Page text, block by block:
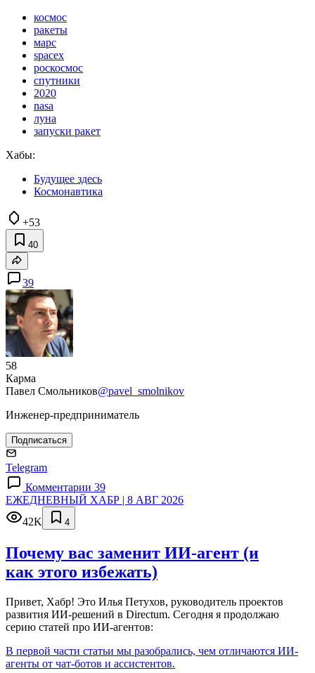
космос
ракеты
марс
spacex
роскосмос
спутники
2020
nasa
луна
запуски ракет
Хабы:
Будущее здесь
Космонавтика
+53
40
39
58
Карма
Павел Смольников@pavel_smolnikov
Инженер-предприниматель
Подписаться
Telegram
Комментарии 39
ЕЖЕДНЕВНЫЙ ХАБР | 8 АВГ 2026
42K
4
Почему вас заменит ИИ‑агент (и
как этого избежать)
Привет, Хабр! Это Илья Петухов, руководитель проектов
развития ИИ-решений в Directum. Сегодня я продолжаю
серию статей про ИИ-агентов:
В первой части статьи мы разобрались, чем отличаются ИИ-
агенты от чат-ботов и ассистентов.